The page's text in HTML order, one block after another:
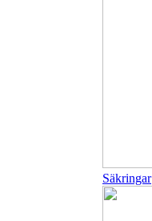
Säkringar